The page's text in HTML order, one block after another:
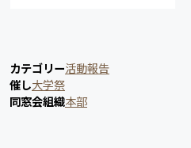
カテゴリー活動報告
催し大学祭
同窓会組織本部